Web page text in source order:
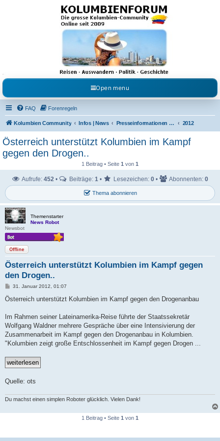
Kolumbienforum - Das
grosse Forum der
Freunde Kolumbiens
Reisen, Auswandern, Kultur, Politik, Geschichte und Visum in Kolumbien und Venezuela.
Austausch, Erfahrungen und Gemeinschaft im Kolumbienforum
Open menu
FAQ Forenregeln
Kolumbien Community Infos | News Presseinformationen & Neuigkeiten 2012
Österreich unterstützt Kolumbien im Kampf
gegen den Drogen..
1 Beitrag • Seite 1 von 1
Thema abonnieren
Aufrufe: 452 • Beiträge: 1 • Lesezeichen: 0 • Abonnenten: 0
Themenstarter
News Robot
Newsbot
Offline
Österreich unterstützt Kolumbien im Kampf gegen
den Drogen..
B
i
a
31. Januar 2012, 01:07
Österreich unterstützt Kolumbien im Kampf gegen den Drogenanbau
Im Rahmen seiner Lateinamerika-Reise führte der Staatssekretär
Wolfgang Waldner mehrere Gespräche über eine Intensivierung der
Zusammenarbeit im Kampf gegen den Drogenanbau in Kolumbien.
"Kolumbien zeigt große Entschlossenheit im Kampf gegen Drogen ...
Quelle: ots
Du machst einen simplen Roboter glücklich. Vielen Dank!
1 Beitrag • Seite 1 von 1